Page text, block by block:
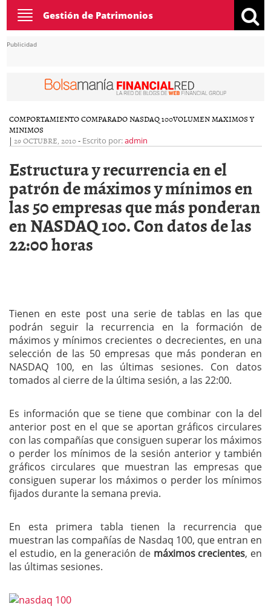
Toggle
navigation
Gestión de Patrimonios
Publicidad
COMPORTAMIENTO COMPARADO NASDAQ 100VOLUMEN MAXIMOS Y
MINIMOS
| 29 OCTUBRE, 2010- Escrito por:admin
Estructura y recurrencia en el
patrón de máximos y mínimos en
las 50 empresas que más ponderan
en NASDAQ 100. Con datos de las
22:00 horas
Tienen en este post una serie de tablas en las que
podrán seguir la recurrencia en la formación de
máximos y mínimos crecientes o decrecientes, en una
selección de las 50 empresas que más ponderan en
NASDAQ 100, en las últimas sesiones. Con datos
tomados al cierre de la última sesión, a las 22:00.
Es información que se tiene que combinar con la del
anterior post en el que se aportan gráficos circulares
con las compañías que consiguen superar los máximos
o perder los mínimos de la sesión anterior y también
gráficos circulares que muestran las empresas que
consiguen superar los máximos o perder los mínimos
fijados durante la semana previa.
En esta primera tabla tienen la recurrencia que
muestran las compañías de Nasdaq 100, que entran en
el estudio, en la generación de máximos crecientes, en
las últimas sesiones.